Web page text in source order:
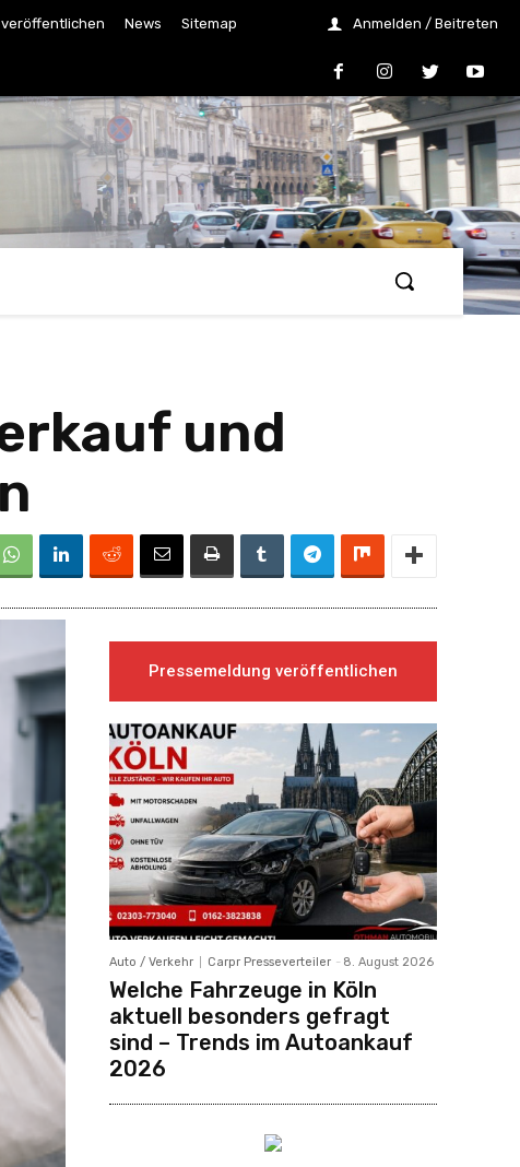
News Sitemap Anmelden / Beitreten
und
Pressemeldung veröffentlichen
Auto / Verkehr Carpr Presseverteiler - 8. August 2026
Welche Fahrzeuge in Köln
aktuell besonders gefragt
sind – Trends im Autoankauf
2026